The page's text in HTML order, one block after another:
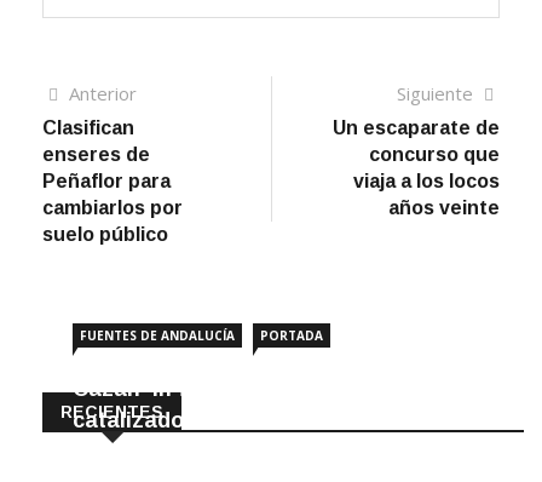
Navegación
de
entradas
AnteriorArtículo
Clasifican
enseres de
Peñaflor para
cambiarlos por
suelo público
Siguiente
Un escaparate de
concurso que
viaja a los locos
años veinte
RECIENTES
FUENTES DE ANDALUCÍA PORTADA
Cazan ‘in fraganti’ a ladrones de
catalizadores